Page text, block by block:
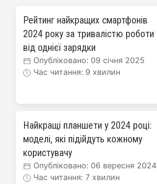
Рейтинг найкращих смартфонів
2024 року за тривалістю роботи
від однієї зарядки
Опубліковано: 09 січня 2025
Час читання: 9 хвилин
Найкращі планшети у 2024 році:
моделі, які підійдуть кожному
користувачу
Опубліковано: 06 вересня 2024
Час читання: 7 хвилин